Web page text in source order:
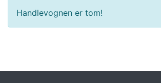
Handlevognen er tom!